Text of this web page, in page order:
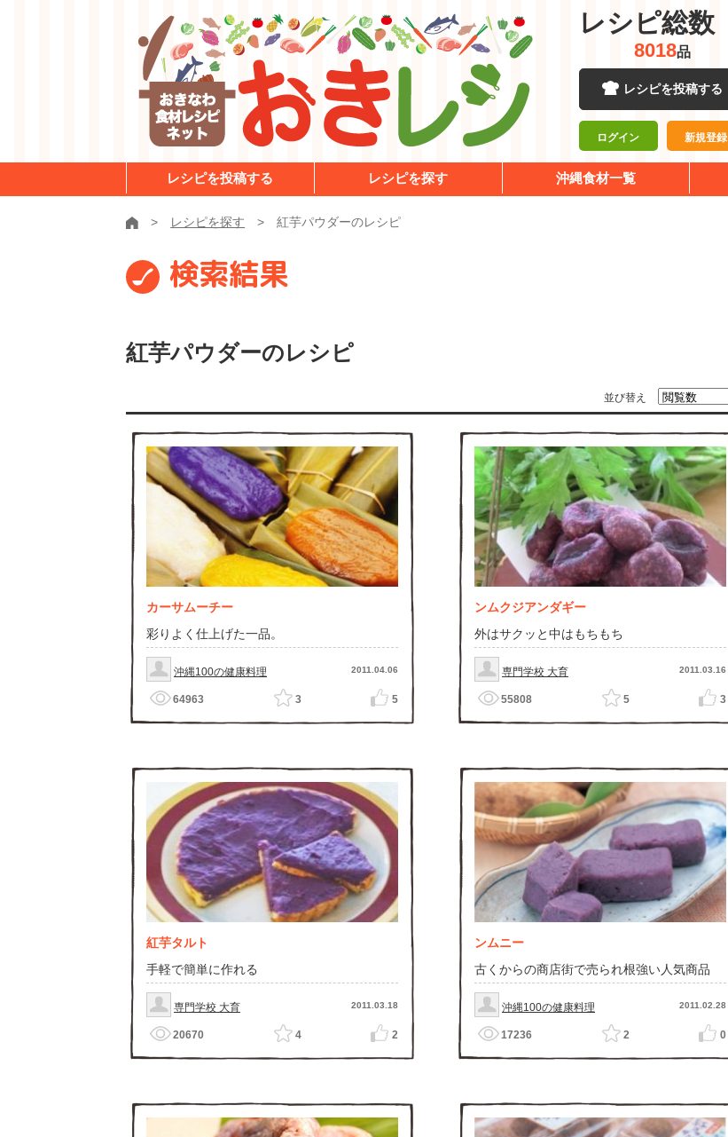
レシピ総数
8018品
レシピを投稿する
ログイン 新規登録
レシピを投稿する レシピを探す 沖縄食材一覧
レシピを探す 紅芋パウダーのレシピ
検索結果
紅芋パウダーのレシピ
並び替え
カーサムーチー
彩りよく仕上げた一品。
沖縄100の健康料理 2011.04.06
64963 3 5
ンムクジアンダギー
外はサクッと中はもちもち
専門学校 大育 2011.03.16
55808 5 3
紅芋タルト
手軽で簡単に作れる
専門学校 大育 2011.03.18
20670 4 2
ンムニー
古くからの商店街で売られ根強い人気商品
沖縄100の健康料理 2011.02.28
17236 2 0